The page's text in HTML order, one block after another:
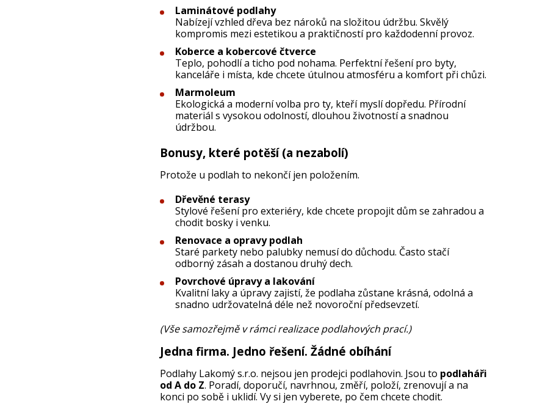
Laminátové podlahy
Nabízejí vzhled dřeva bez nároků na složitou údržbu. Skvělý
kompromis mezi estetikou a praktičností pro každodenní provoz.
Koberce a kobercové čtverce
Teplo, pohodlí a ticho pod nohama. Perfektní řešení pro byty,
kanceláře i místa, kde chcete útulnou atmosféru a komfort při chůzi.
Marmoleum
Ekologická a moderní volba pro ty, kteří myslí dopředu. Přírodní
materiál s vysokou odolností, dlouhou životností a snadnou
údržbou.
Bonusy, které potěší (a nezabolí)
Protože u podlah to nekončí jen položením.
Dřevěné terasy
Stylové řešení pro exteriéry, kde chcete propojit dům se zahradou a
chodit bosky i venku.
Renovace a opravy podlah
Staré parkety nebo palubky nemusí do důchodu. Často stačí
odborný zásah a dostanou druhý dech.
Povrchové úpravy a lakování
Kvalitní laky a úpravy zajistí, že podlaha zůstane krásná, odolná a
snadno udržovatelná déle než novoroční předsevzetí.
(Vše samozřejmě v rámci realizace podlahových prací.)
Jedna firma. Jedno řešení. Žádné obíhání
Podlahy Lakomý s.r.o. nejsou jen prodejci podlahovin. Jsou to podlaháři
od A do Z. Poradí, doporučí, navrhnou, změří, položí, zrenovují a na
konci po sobě i uklidí. Vy si jen vyberete, po čem chcete chodit.